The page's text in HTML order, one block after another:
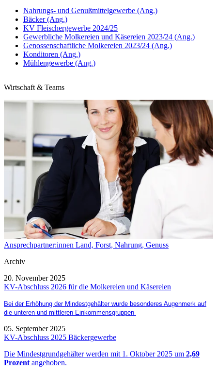
Nahrungs- und Genußmittelgewerbe (Ang.)
Bäcker (Ang.)
KV Fleischergewerbe 2024/25
Gewerbliche Molkereien und Käsereien 2023/24 (Ang.)
Genossenschaftliche Molkereien 2023/24 (Ang.)
Konditoren (Ang.)
Mühlengewerbe (Ang.)
Wirtschaft & Teams
Ansprechpartner:innen Land, Forst, Nahrung, Genuss
Archiv
20. November 2025
KV-Abschluss 2026 für die Molkereien und Käsereien
Bei der Erhöhung der Mindestgehälter wurde besonderes Augenmerk auf
die unteren und mittleren Einkommensgruppen
05. September 2025
KV-Abschluss 2025 Bäckergewerbe
Die Mindestgrundgehälter werden mit 1. Oktober 2025 um 2,69
Prozent angehoben.